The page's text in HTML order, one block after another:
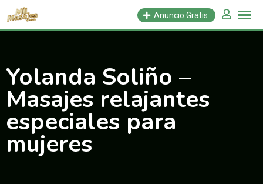
Saltar
Anuncio Gratis
Yolanda Soliño –
Masajes relajantes
especiales para
mujeres